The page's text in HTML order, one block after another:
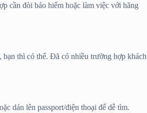
cần đòi bảo hiểm hoặc làm việc với hãng
thì có thể. Đã có nhiều trường hợp khách
dán lên passport/điện thoại để dễ tìm.